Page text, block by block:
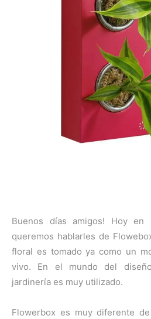
Buenos días amigos! Hoy en
queremos hablarles de
floral es tomado ya como un
vivo. En el mundo del
jardinería es muy utilizado.
Flowerbox es muy diferente